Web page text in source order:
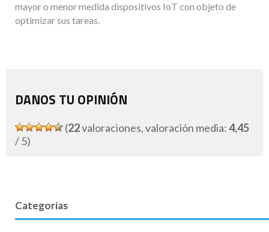
mayor o menor medida dispositivos IoT con objeto de
optimizar sus tareas.
DANOS TU OPINIÓN
(22valoraciones, valoración media:4,45
/ 5)
Categorías